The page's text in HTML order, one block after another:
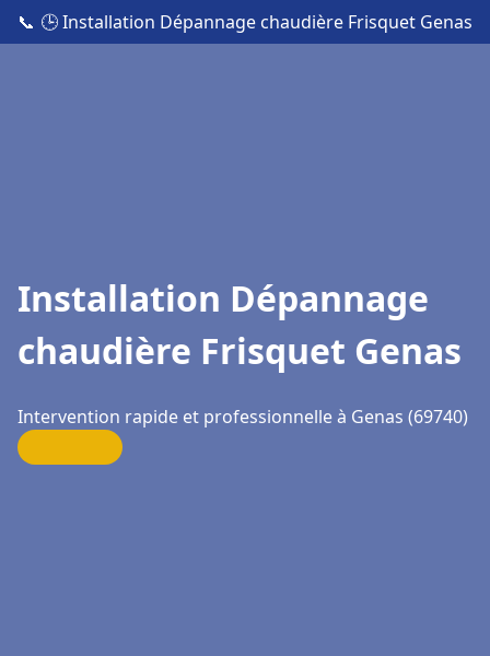
📞 🕒 Installation Dépannage chaudière Frisquet Genas
Installation Dépannage
chaudière Frisquet Genas
Intervention rapide et professionnelle à Genas (69740)